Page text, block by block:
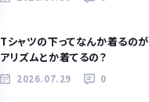
Tシャツの下ってなんか着るの
アリズムとか着てるの？
2026.07.29 0